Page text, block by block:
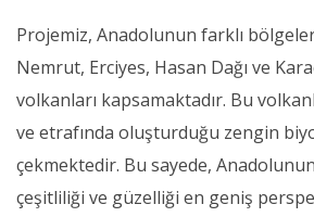
Projemiz, Anadolunun farklı
Nemrut, Erciyes, Hasan Dağı ve
volkanları kapsamaktadır. Bu
ve etrafında oluşturduğu zengin
çekmektedir. Bu sayede,
çeşitliliği ve güzelliği en geniş